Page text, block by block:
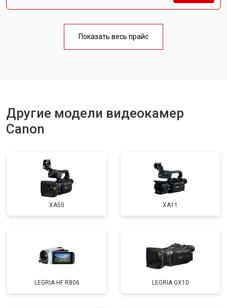
Показать весь прайс
Другие модели видеокамер
Canon
XA50 XA11
LEGRIA HF R806 LEGRIA GX10